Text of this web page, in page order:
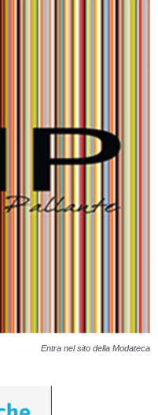
Entra nel sito della Modateca